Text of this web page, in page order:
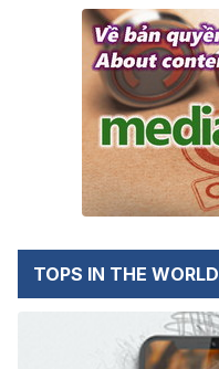
TOPS IN THE WORLD